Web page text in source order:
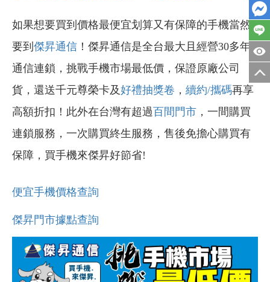
如果想要買到價格最便宜划算又有保障的手機當然
要到 傑昇通信 ！傑昇通信是全台最大且經營30多年
通信連鎖，挑戰手機市場最低價，保證原廠公司
貨，還送千元尊榮卡及好禮抽獎卷 ， 續約/攜碼再享
高額折扣！此外在台灣有超過百間門市 ，一間購買
連鎖服務，一次購買終生服務，售後免擔心購買有
保障，買手機來傑昇好節省!
便宜手機價格查詢
傑昇門市據點查詢